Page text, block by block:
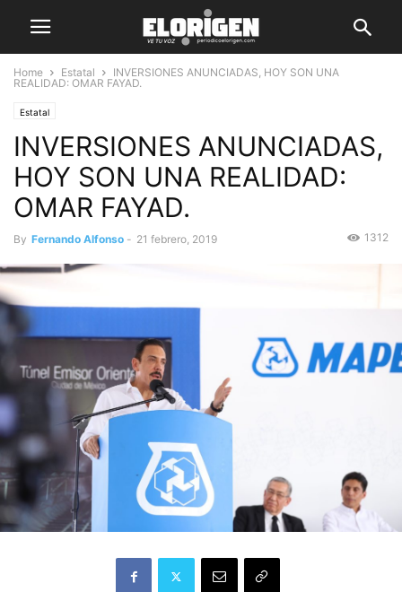
Home Estatal
INVERSIONES ANUNCIADAS, HOY SON UNA
REALIDAD: OMAR FAYAD.
Estatal
INVERSIONES ANUNCIADAS,
HOY SON UNA REALIDAD:
OMAR FAYAD.
By Fernando Alfonso - 21 febrero, 2019 1312